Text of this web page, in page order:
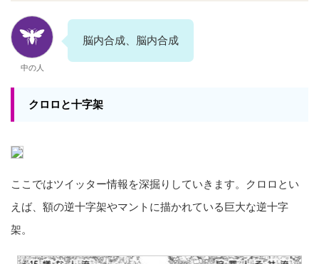
中の人
脳内合成、脳内合成
クロロと十字架
ここではツイッター情報を深掘りしていきます。クロロとい
えば、額の逆十字架やマントに描かれている巨大な逆十字
架。